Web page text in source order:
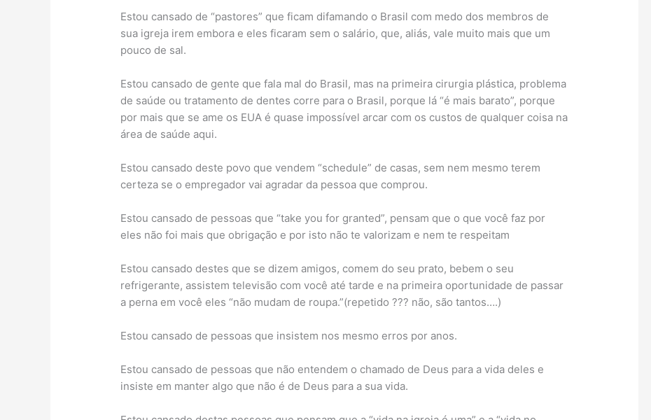
Estou cansado de “pastores” que ficam difamando o Brasil com medo dos membros de
sua igreja irem embora e eles ficaram sem o salário, que, aliás, vale muito mais que um
pouco de sal.
Estou cansado de gente que fala mal do Brasil, mas na primeira cirurgia plástica, problema
de saúde ou tratamento de dentes corre para o Brasil, porque lá “é mais barato”, porque
por mais que se ame os EUA é quase impossível arcar com os custos de qualquer coisa na
área de saúde aqui.
Estou cansado deste povo que vendem “schedule” de casas, sem nem mesmo terem
certeza se o empregador vai agradar da pessoa que comprou.
Estou cansado de pessoas que “take you for granted”, pensam que o que você faz por
eles não foi mais que obrigação e por isto não te valorizam e nem te respeitam
Estou cansado destes que se dizem amigos, comem do seu prato, bebem o seu
refrigerante, assistem televisão com você até tarde e na primeira oportunidade de passar
a perna em você eles “não mudam de roupa.”(repetido ??? não, são tantos….)
Estou cansado de pessoas que insistem nos mesmo erros por anos.
Estou cansado de pessoas que não entendem o chamado de Deus para a vida deles e
insiste em manter algo que não é de Deus para a sua vida.